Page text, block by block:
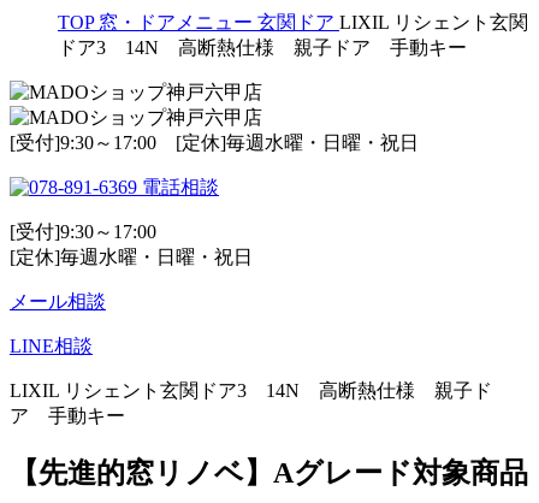
TOP 窓・ドアメニュー 玄関ドア LIXIL リシェント玄関
ドア3 14N 高断熱仕様 親子ドア 手動キー
[受付]9:30～17:00 [定休]毎週水曜・日曜・祝日
電話相談
[受付]9:30～17:00
[定休]毎週水曜・日曜・祝日
メール相談
LINE相談
LIXIL リシェント玄関ドア3 14N 高断熱仕様 親子ド
ア 手動キー
【先進的窓リノベ】Aグレード対象商品